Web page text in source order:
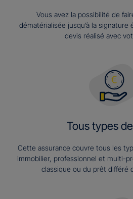
Vous avez la possibilité de
dématérialisée jusqu’à la
devis réalisé avec
Tous types
Cette assurance couvre tous les
immobilier, professionnel et multi-
classique ou du prêt différé